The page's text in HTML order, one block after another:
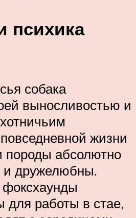
психика
собака
выносливостью и
жизни
породы абсолютно
и дружелюбны.
для работы в стае,